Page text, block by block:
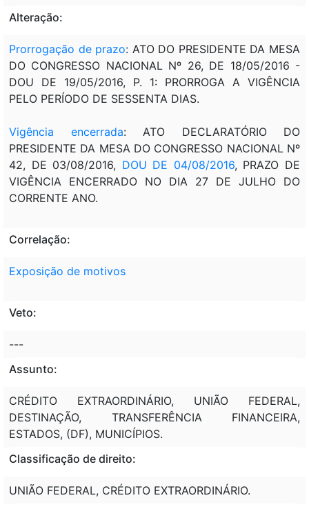
Alteração:
Prorrogação de prazo: ATO DO PRESIDENTE DA MESA
DO CONGRESSO NACIONAL Nº 26, DE 18/05/2016 -
DOU DE 19/05/2016, P. 1: PRORROGA A VIGÊNCIA
PELO PERÍODO DE SESSENTA DIAS.
Vigência encerrada: ATO DECLARATÓRIO DO
PRESIDENTE DA MESA DO CONGRESSO NACIONAL Nº
42, DE 03/08/2016, DOU DE 04/08/2016, PRAZO DE
VIGÊNCIA ENCERRADO NO DIA 27 DE JULHO DO
CORRENTE ANO.
Correlação:
Exposição de motivos
Veto:
---
Assunto:
CRÉDITO EXTRAORDINÁRIO, UNIÃO FEDERAL,
DESTINAÇÃO, TRANSFERÊNCIA FINANCEIRA,
ESTADOS, (DF), MUNICÍPIOS.
Classificação de direito:
UNIÃO FEDERAL, CRÉDITO EXTRAORDINÁRIO.